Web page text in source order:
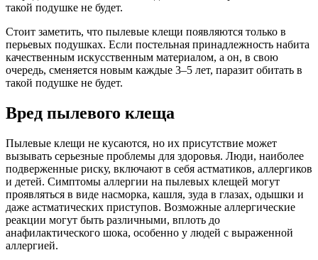
такой подушке не будет.
Стоит заметить, что пылевые клещи появляются только в
перьевых подушках. Если постельная принадлежность набита
качественным искусственным материалом, а он, в свою
очередь, сменяется новым каждые 3–5 лет, паразит обитать в
такой подушке не будет.
Вред пылевого клеща
Пылевые клещи не кусаются, но их присутствие может
вызывать серьезные проблемы для здоровья. Люди, наиболее
подверженные риску, включают в себя астматиков, аллергиков
и детей. Симптомы аллергии на пылевых клещей могут
проявляться в виде насморка, кашля, зуда в глазах, одышки и
даже астматических приступов. Возможные аллергические
реакции могут быть различными, вплоть до
анафилактического шока, особенно у людей с выраженной
аллергией.